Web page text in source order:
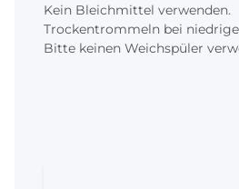
Kein Bleichmittel verwenden.
Trockentrommeln bei
Bitte keinen Weichspüler